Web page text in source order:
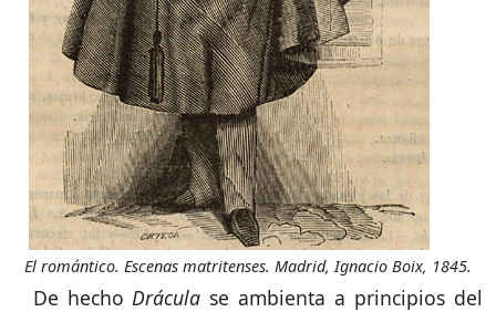
El romántico. Escenas matritenses. Madrid, Ignacio Boix, 1845.
De hechoDrácula se ambienta a principios del